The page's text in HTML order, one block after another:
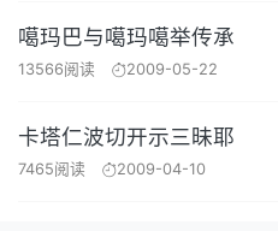
噶玛巴与噶玛噶举传承
13566阅读 2009-05-22
卡塔仁波切开示三昧耶
7465阅读 2009-04-10